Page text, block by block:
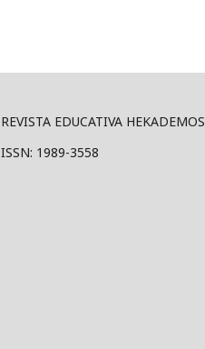
REVISTA EDUCATIVA HEKADEMOS
ISSN: 1989-3558